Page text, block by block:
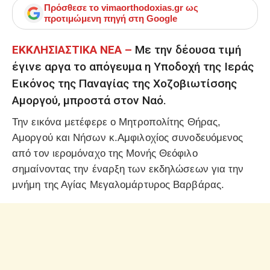
Πρόσθεσε το vimaorthodoxias.gr ως
προτιμώμενη πηγή στη Google
ΕΚΚΛΗΣΙΑΣΤΙΚΑ ΝΕΑ – Με την δέουσα τιμή
έγινε αργα το απόγευμα η Υποδοχή της Ιεράς
Εικόνος της Παναγίας της Χοζοβιωτίσσης
Αμοργού, μπροστά στον Ναό.
Την εικόνα μετέφερε ο Μητροπολίτης Θήρας,
Αμοργού και Νήσων κ.Αμφιλοχίος συνοδευόμενος
από τον ιερομόναχο της Μονής Θεόφιλο
σημαίνοντας την έναρξη των εκδηλώσεων για την
μνήμη της Αγίας Μεγαλομάρτυρος Βαρβάρας.